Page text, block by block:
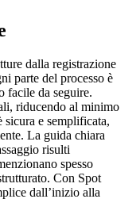
dalla registrazione
parte del processo è
facile da seguire.
riducendo al minimo
e semplificata,
La guida chiara
risulti
spesso
Con Spot
dall’inizio alla